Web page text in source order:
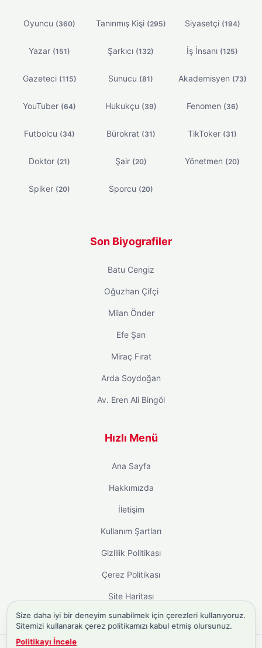
Oyuncu (360) Tanınmış Kişi (295) Siyasetçi (194)
Yazar (151) Şarkıcı (132) İş İnsanı (125)
Gazeteci (115) Sunucu (81) Akademisyen (73)
YouTuber (64) Hukukçu (39) Fenomen (36)
Futbolcu (34) Bürokrat (31) TikToker (31)
Doktor (21) Şair (20) Yönetmen (20)
Spiker (20) Sporcu (20)
Son Biyografiler
Batu Cengiz
Oğuzhan Çifçi
Milan Önder
Efe Şan
Miraç Fırat
Arda Soydoğan
Av. Eren Ali Bingöl
Hızlı Menü
Ana Sayfa
Hakkımızda
İletişim
Kullanım Şartları
Gizlilik Politikası
Çerez Politikası
Site Haritası
Size daha iyi bir deneyim sunabilmek için çerezleri kullanıyoruz.
Sitemizi kullanarak çerez politikamızı kabul etmiş olursunuz.
Politikayı İncele